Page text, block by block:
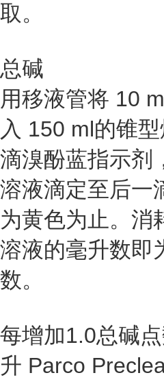
取。
总碱
用移液管将 10
入 150 ml的锥
滴溴酚蓝指示剂
溶液滴定至后一
为黄色为止。消
溶液的毫升数即
数。
每增加1.0总
升 Parco